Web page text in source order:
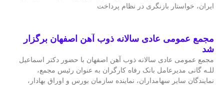
ایران، خواستار بازنگری در نظام پرداخت
مجمع عمومی عادی سالانه ذوب آهن اصفهان برگزار
شد
مجمع عمومی عادی سالانه ذوب آهن اصفهان با حضور دکتر اسماعیل
للـه گانی مدیرعامل بانک رفاه کارگران به عنوان رئیس مجمع،
نمایندگان سایر سهامداران، نماینده سازمان بورس و اوراق بهادار،